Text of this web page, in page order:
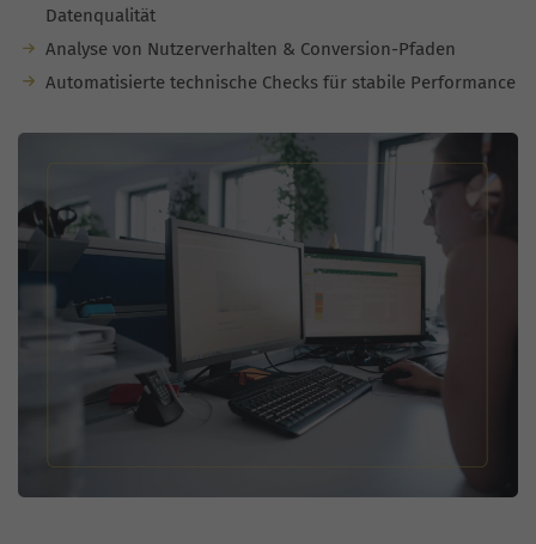
Datenqualität
Analyse von Nutzerverhalten & Conversion-Pfaden
Automatisierte technische Checks für stabile Performance